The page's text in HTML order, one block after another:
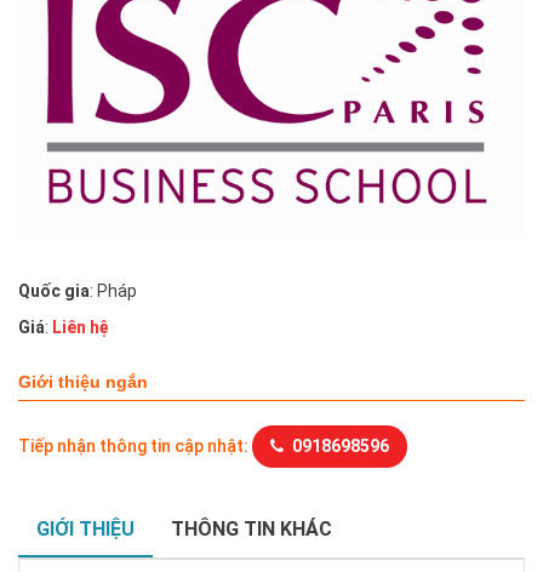
Quốc gia: Pháp
Giá: Liên hệ
Giới thiệu ngắn
Tiếp nhận thông tin cập nhật: 0918698596
GIỚI THIỆU THÔNG TIN KHÁC